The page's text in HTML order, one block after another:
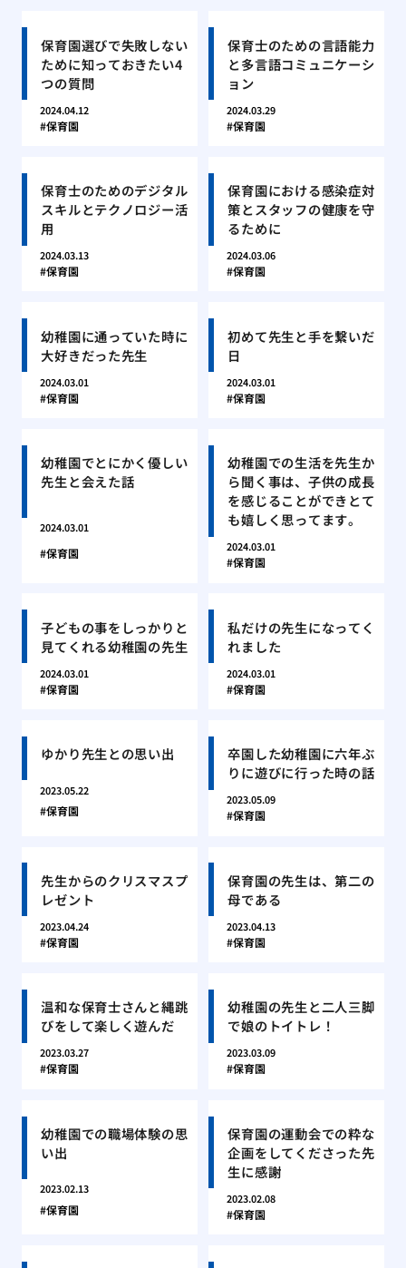
保育園選びで失敗しない
ために知っておきたい4
つの質問
2024.04.12
保育園
保育士のための言語能力
と多言語コミュニケーシ
ョン
2024.03.29
保育園
保育士のためのデジタル
スキルとテクノロジー活
用
2024.03.13
保育園
保育園における感染症対
策とスタッフの健康を守
るために
2024.03.06
保育園
幼稚園に通っていた時に
大好きだった先生
2024.03.01
保育園
初めて先生と手を繋いだ
日
2024.03.01
保育園
幼稚園でとにかく優しい
先生と会えた話
2024.03.01
保育園
幼稚園での生活を先生か
ら聞く事は、子供の成長
を感じることができとて
も嬉しく思ってます。
2024.03.01
保育園
子どもの事をしっかりと
見てくれる幼稚園の先生
2024.03.01
保育園
私だけの先生になってく
れました
2024.03.01
保育園
ゆかり先生との思い出
2023.05.22
保育園
卒園した幼稚園に六年ぶ
りに遊びに行った時の話
2023.05.09
保育園
先生からのクリスマスプ
レゼント
2023.04.24
保育園
保育園の先生は、第二の
母である
2023.04.13
保育園
温和な保育士さんと縄跳
びをして楽しく遊んだ
2023.03.27
保育園
幼稚園の先生と二人三脚
で娘のトイトレ！
2023.03.09
保育園
幼稚園での職場体験の思
い出
2023.02.13
保育園
保育園の運動会での粋な
企画をしてくださった先
生に感謝
2023.02.08
保育園